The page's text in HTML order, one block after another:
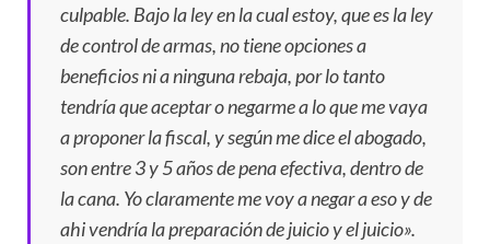
culpable. Bajo la ley en la cual estoy, que es la ley
de control de armas, no tiene opciones a
beneficios ni a ninguna rebaja, por lo tanto
tendría que aceptar o negarme a lo que me vaya
a proponer la fiscal, y según me dice el abogado,
son entre 3 y 5 años de pena efectiva, dentro de
la cana. Yo claramente me voy a negar a eso y de
ahi vendría la preparación de juicio y el juicio».